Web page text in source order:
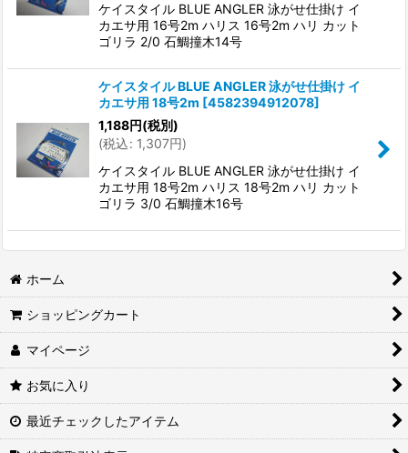
ケイスタイル BLUE ANGLER 泳がせ仕掛け イ
カエサ用 16号2m ハリス 16号2m ハリ カット
ゴリラ 2/0 石鯛撞木14号
ケイスタイル BLUE ANGLER 泳がせ仕掛け イ
カエサ用 18号2m [4582394912078]
1,188円(税別)
(税込: 1,307円)
ケイスタイル BLUE ANGLER 泳がせ仕掛け イ
カエサ用 18号2m ハリス 18号2m ハリ カット
ゴリラ 3/0 石鯛撞木16号
ホーム
ショッピングカート
マイページ
お気に入り
最近チェックしたアイテム